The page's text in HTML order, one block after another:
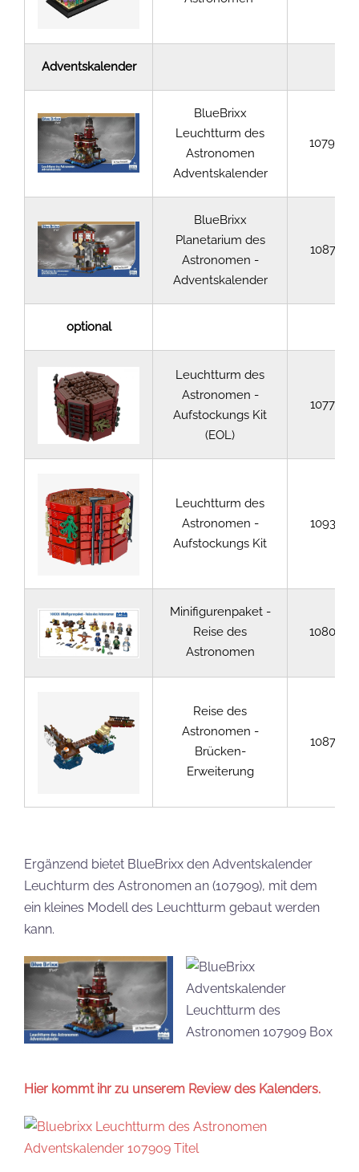
Adventskalender
BlueBrixx
Leuchtturm des
Astronomen
Adventskalender
107909
BlueBrixx
Planetarium des
Astronomen -
Adventskalender
108772
optional
Leuchtturm des
Astronomen -
Aufstockungs Kit
(EOL)
107780
Leuchtturm des
Astronomen -
Aufstockungs Kit
109345
Minifigurenpaket -
Reise des
Astronomen
108006
Reise des
Astronomen -
Brücken-
Erweiterung
108755
Ergänzend bietet BlueBrixx den Adventskalender
Leuchturm des Astronomen an (107909), mit dem
ein kleines Modell des Leuchtturm gebaut werden
kann.
Hier kommt ihr zu unserem Review des Kalenders.